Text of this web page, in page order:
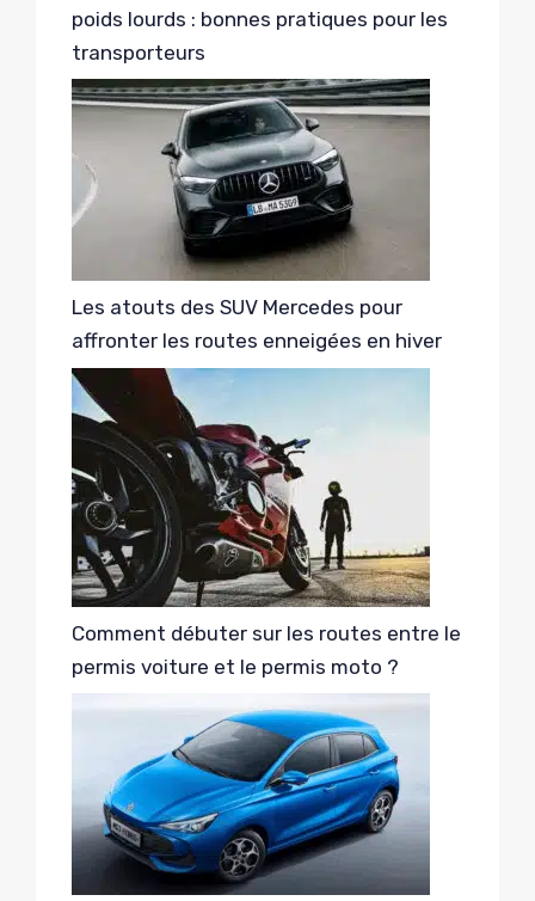
poids lourds : bonnes pratiques pour les
transporteurs
Les atouts des SUV Mercedes pour
affronter les routes enneigées en hiver
Comment débuter sur les routes entre le
permis voiture et le permis moto ?